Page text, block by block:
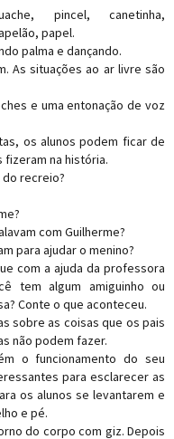
pincel, canetinha,
papel.
palma e dançando.
As situações ao ar livre são
e uma entonação de voz
os alunos podem ficar de
fizeram na história.
do recreio?
com Guilherme?
para ajudar o menino?
com a ajuda da professora
tem algum amiguinho ou
Conte o que aconteceu.
sobre as coisas que os pais
não podem fazer.
o funcionamento do seu
para esclarecer as
os alunos se levantarem e
e pé.
do corpo com giz. Depois